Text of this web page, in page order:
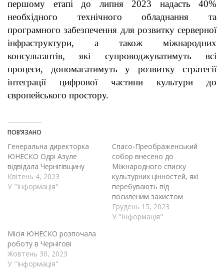
першому етапі до липня 2023 надасть 40%
необхідного технічного обладнання та
програмного забезпечення для розвитку серверної
інфраструктури, а також міжнародних
консультантів, які супроводжуватимуть всі
процеси, допомагатимуть у розвитку стратегії
інтеграції цифрової частини культури до
європейського простору.
ПОВ’ЯЗАНО
Генеральна директорка
ЮНЕСКО Одрі Азуле
відвідала Чернігівщину
Квітень 4, 2023
У "Інформація"
Спасо-Преображенський
собор внесено до
Міжнародного списку
культурних цінностей, які
перебувають під
посиленим захистом
Грудень 15, 2023
У "Інформація"
Місія ЮНЕСКО розпочала
роботу в Чернігові
Жовтень 30, 2023
У "Інформація"